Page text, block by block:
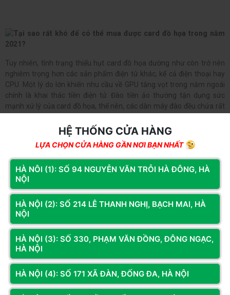
Tuy nhiên, tình trạng thiếu hụt card đồ họa dường như còn trở nên
nghiêm trọng hơn các sản phẩm điện tử khác, kể cả điện thoại hay
CPU. Một lý do lớn khiến nhu cầu về GPU tăng vọt trong năm ngoái
chính là khai thác tiền điện tử. Đào tiền ảo thường tận dụng sức
mạnh xử lý của card đồ họa, thế nên, các dàn máy đào đều chứa rất
Điều này đã trở thành một điểm tranh cãi của nhiều người tiêu dùng
nói chung. Không giống như các GPU được sử dụng để chơi game
hay công việc nói chung, các GPU được sử dụng cho đào tiền điện tử
sẽ khai thác hết mức công suất. Điều này có nghĩa là chúng sẽ không
còn giá trị bán lại trên thị trường đồ cũ.
Hồi đầu năm nay, NVIDIA đã cố gắng chặn việc đào tiện điện tử trên
card đồ họa RTX 3060 của mình, nhưng chiến lược của công ty
nhanh chóng thất bại khi vô tình phát hành bản drvier đồ họa kích
hoạt lại khả năng đào tiền.
Vấn đề đầu cơ
Một yếu tố lớn khác gây ra vấn đề này đó chính là những kẻ đầu cơ thị
trường. Những kẻ đầu cơ này sẽ mua các mặt hàng với giá gần bằng
HỆ THỐNG CỬA HÀNG
LỰA CHỌN CỬA HÀNG GẦN NƠI BẠN NHẤT
HÀ NÔI (1): SỐ 94 NGUYỄN VĂN TRỖI HÀ ĐÔNG, HÀ
NỘI
HÀ NỘI (2): SỐ 214 LÊ THANH NGHỊ, BẠCH MAI, HÀ
NỘI
HÀ NỘI (3): SỐ 330, PHẠM VĂN ĐỒNG, ĐÔNG NGẠC,
HÀ NỘI
HÀ NỘI (4): SỐ 171 XÃ ĐÀN, ĐỐNG ĐA, HÀ NỘI